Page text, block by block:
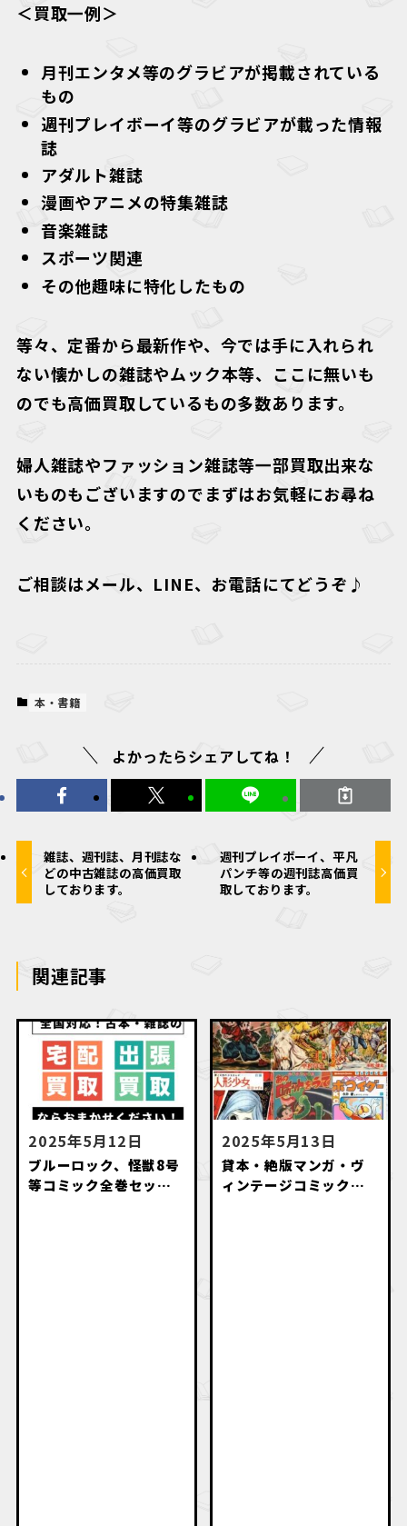
＜買取一例＞
月刊エンタメ等のグラビアが掲載されている
もの
週刊プレイボーイ等のグラビアが載った情報
誌
アダルト雑誌
漫画やアニメの特集雑誌
音楽雑誌
スポーツ関連
その他趣味に特化したもの
等々、定番から最新作や、今では手に入れられ
ない懐かしの雑誌やムック本等、ここに無いも
のでも高価買取しているもの多数あります。
婦人雑誌やファッション雑誌等一部買取出来な
いものもございますのでまずはお気軽にお尋ね
ください。
ご相談はメール、LINE、お電話にてどうぞ♪
本・書籍
よかったらシェアしてね！
雑誌、週刊誌、月刊誌な
どの中古雑誌の高価買取
しております。
週刊プレイボーイ、平凡
パンチ等の週刊誌高価買
取しております。
関連記事
ブルーロック、怪獣8号
等コミック全巻セット
2025年5月12日
貸本・絶版マンガ・ヴ
ィンテージコミック・
2025年5月13日